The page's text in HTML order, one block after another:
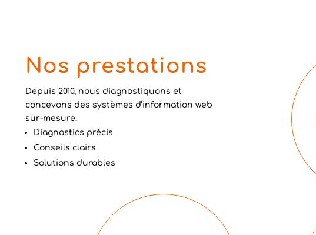
Nos prestations
Depuis 2010, nous diagnostiquons et
concevons des systèmes d’information web
sur-mesure.
Diagnostics précis
Conseils clairs
Solutions durables